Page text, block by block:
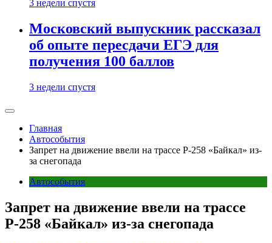
3 недели спустя
Московский выпускник рассказал
об опыте пересдачи ЕГЭ для
получения 100 баллов
3 недели спустя
Главная
Автособытия
Запрет на движение ввели на трассе Р-258 «Байкал» из-
за снегопада
Автособытия
Запрет на движение ввели на трассе
Р-258 «Байкал» из-за снегопада